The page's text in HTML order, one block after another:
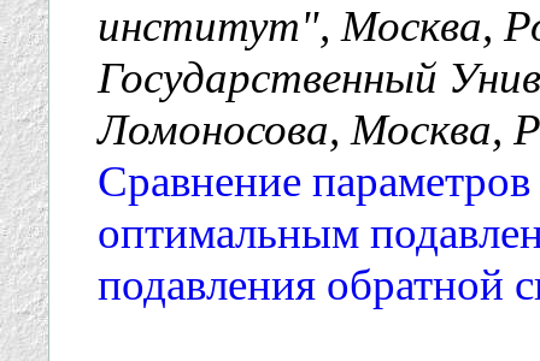
институт", Москва,
Государственный
Ломоносова, Москва,
Сравнение
оптимальным
подавления обратной